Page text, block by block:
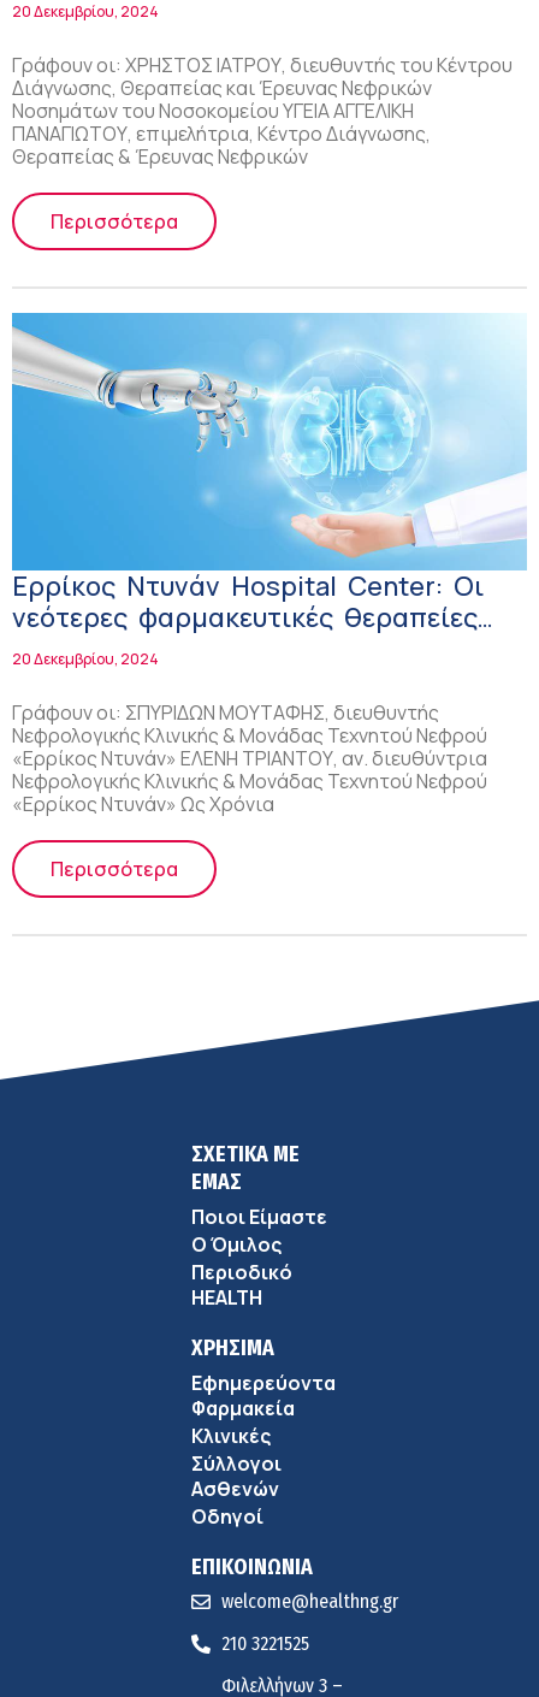
20 Δεκεμβρίου, 2024
Γράφουν οι: ΧΡΗΣΤΟΣ ΙΑΤΡΟΥ, διευθυντής του Κέντρου
Διάγνωσης, Θεραπείας και Έρευνας Νεφρικών
Νοσημάτων του Νοσοκομείου ΥΓΕΙΑ ΑΓΓΕΛΙΚΗ
ΠΑΝΑΓΙΩΤΟΥ, επιμελήτρια, Κέντρο Διάγνωσης,
Θεραπείας & Έρευνας Νεφρικών
Περισσότερα
Ερρίκος Ντυνάν Ηospital Center: Οι
νεότερες φαρμακευτικές θεραπείες
για τη Χρόνια Νεφρική Νόσο!
20 Δεκεμβρίου, 2024
Γράφουν οι: ΣΠΥΡΙΔΩΝ ΜΟΥΤΑΦΗΣ, διευθυντής
Νεφρολογικής Κλινικής & Μονάδας Τεχνητού Νεφρού
«Ερρίκος Ντυνάν» ΕΛΕΝΗ ΤΡΙΑΝΤΟΥ, αν. διευθύντρια
Νεφρολογικής Κλινικής & Μονάδας Τεχνητού Νεφρού
«Ερρίκος Ντυνάν» Ως Χρόνια
Περισσότερα
ΣΧΕΤΙΚΑ ΜΕ
ΕΜΑΣ
Ποιοι Είμαστε
Ο Όμιλος
Περιοδικό
HEALTH
ΧΡΗΣΙΜΑ
Εφημερεύοντα
Φαρμακεία
Κλινικές
Σύλλογοι
Ασθενών
Οδηγοί
ΕΠΙΚΟΙΝΩΝΙΑ
welcome@healthng.gr
210 3221525
Φιλελλήνων 3 –